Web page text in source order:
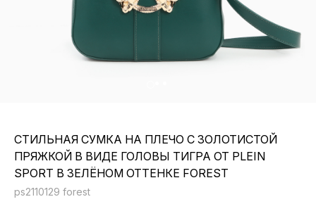
СТИЛЬНАЯ СУМКА НА ПЛЕЧО С ЗОЛОТИСТОЙ
ПРЯЖКОЙ В ВИДЕ ГОЛОВЫ ТИГРА ОТ PLEIN
SPORT В ЗЕЛЁНОМ ОТТЕНКЕ FOREST
ps2110129 forest